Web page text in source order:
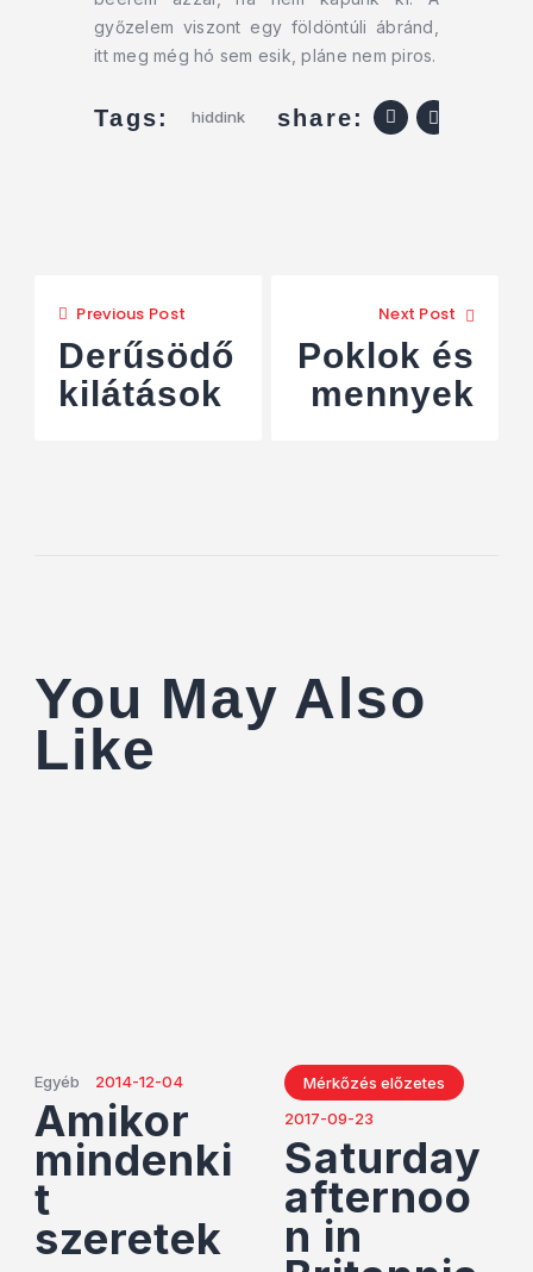
győzelem viszont egy földöntúli ábránd,
itt meg még hó sem esik, pláne nem piros.
Tags: hiddink share:
Previous Post
Derűsödő
kilátások
Next Post
Poklok és
mennyek
You May Also
Like
Egyéb 2014-12-04
Amikor
mindenki
t
szeretek
Mérkőzés előzetes
2017-09-23
Saturday
afternoo
n in